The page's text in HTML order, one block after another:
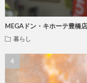
MEGAドン・キホーテ豊橋
暮らし